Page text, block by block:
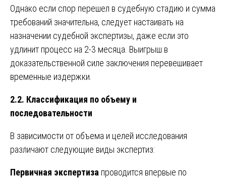
Однако если спор перешел в судебную стадию и сумма
требований значительна, следует настаивать на
назначении судебной экспертизы, даже если это
удлинит процесс на 2-3 месяца. Выигрыш в
доказательственной силе заключения перевешивает
временные издержки.
2.2. Классификация по объему и
последовательности
В зависимости от объема и целей исследования
различают следующие виды экспертиз:
Первичная экспертиза проводится впервые по